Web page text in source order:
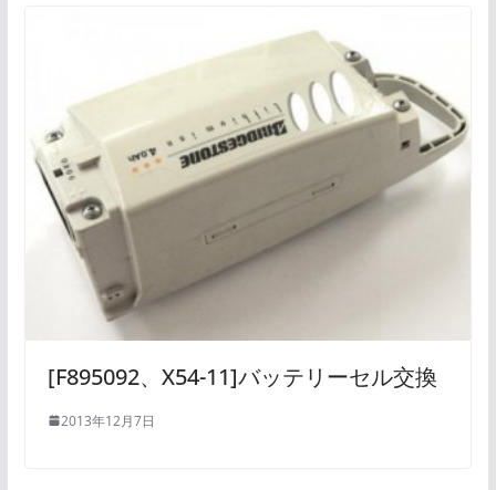
[F895092、X54-11]バッテリーセル交換
2013年12月7日